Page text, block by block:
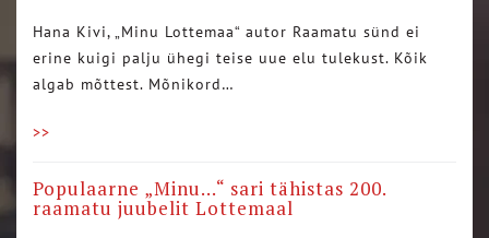
Hana Kivi, „Minu Lottemaa“ autor Raamatu sünd ei
erine kuigi palju ühegi teise uue elu tulekust. Kõik
algab mõttest. Mõnikord…
>>
Populaarne „Minu…“ sari tähistas 200.
raamatu juubelit Lottemaal